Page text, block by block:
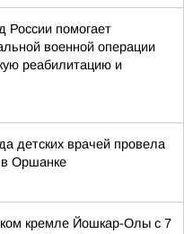
помогает
военной операции
реабилитацию и
детских врачей провела
в Оршанке
кремле Йошкар-Олы с 7